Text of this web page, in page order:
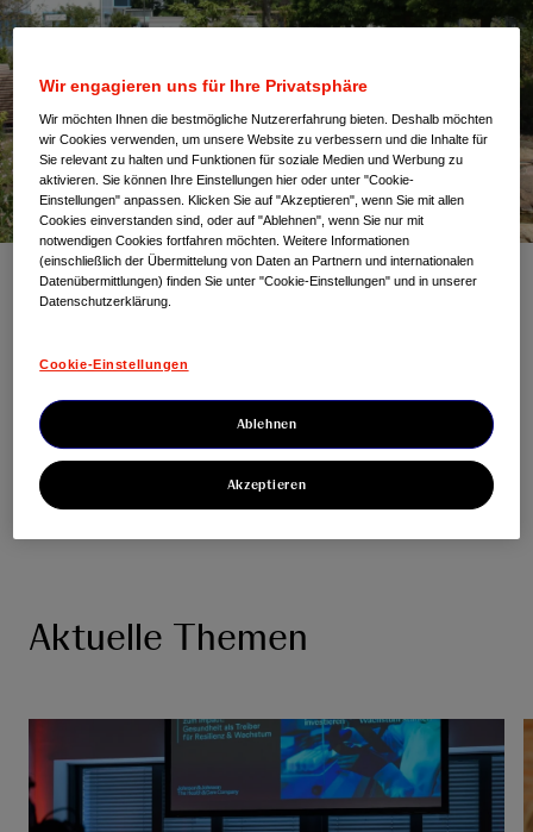
Newsroom
Sie Neuigkeiten und weitere Informationen rund um J&J
Innovative Medicine sowie die Kontaktmöglichkeit zu
unserem Presseteam.
Aktuelle Themen
Wir engagieren uns für Ihre Privatsphäre
Wir möchten Ihnen die bestmögliche Nutzererfahrung bieten. Deshalb möchten
wir Cookies verwenden, um unsere Website zu verbessern und die Inhalte für
Sie relevant zu halten und Funktionen für soziale Medien und Werbung zu
aktivieren. Sie können Ihre Einstellungen hier oder unter "Cookie-
Einstellungen" anpassen. Klicken Sie auf "Akzeptieren", wenn Sie mit allen
Cookies einverstanden sind, oder auf "Ablehnen", wenn Sie nur mit
notwendigen Cookies fortfahren möchten. Weitere Informationen
(einschließlich der Übermittelung von Daten an Partnern und internationalen
Datenübermittlungen) finden Sie unter "Cookie-Einstellungen" und in unserer
Datenschutzerklärung.
Cookie-Einstellungen
Ablehnen
Akzeptieren